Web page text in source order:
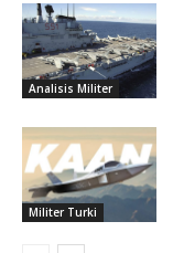
Analisis Militer
Militer Turki